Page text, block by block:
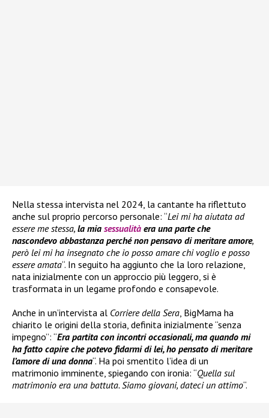
Nella stessa intervista nel 2024, la cantante ha riflettuto
anche sul proprio percorso personale: “Lei mi ha aiutata ad
essere me stessa, la mia sessualità era una parte che
nascondevo abbastanza perché non pensavo di meritare amore,
però lei mi ha insegnato che io posso amare chi voglio e posso
essere amata“. In seguito ha aggiunto che la loro relazione,
nata inizialmente con un approccio più leggero, si è
trasformata in un legame profondo e consapevole.
Anche in un’intervista al Corriere della Sera , BigMama ha
chiarito le origini della storia, definita inizialmente “senza
impegno”: “Era partita con incontri occasionali, ma quando mi
ha fatto capire che potevo fidarmi di lei, ho pensato di meritare
l’amore di una donna“. Ha poi smentito l’idea di un
matrimonio imminente, spiegando con ironia: “Quella sul
matrimonio era una battuta. Siamo giovani, dateci un attimo“.